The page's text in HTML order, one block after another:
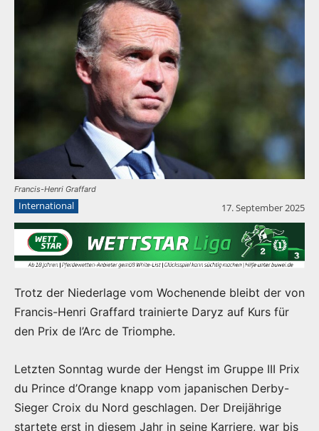
Francis-Henri Graffard
International 17. September 2025
Trotz der Niederlage vom Wochenende bleibt der von
Francis-Henri Graffard trainierte Daryz auf Kurs für
den Prix de l’Arc de Triomphe.
Letzten Sonntag wurde der Hengst im Gruppe III Prix
du Prince d’Orange knapp vom japanischen Derby-
Sieger Croix du Nord geschlagen. Der Dreijährige
startete erst in diesem Jahr in seine Karriere, war bis